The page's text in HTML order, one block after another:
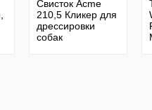
Свисток Acme
210,5 Кликер для
дрессировки
собак